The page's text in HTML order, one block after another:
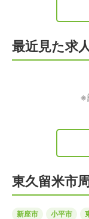
最近見た求人
※
東久留米市
新座市 小平市